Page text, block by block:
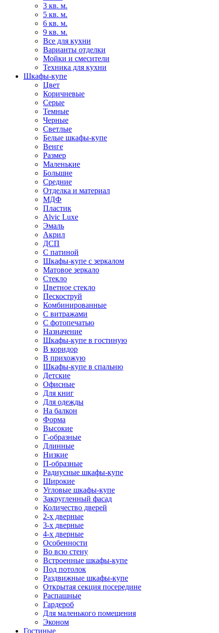
3 кв. м.
5 кв. м.
6 кв. м.
9 кв. м.
Все для кухни
Варианты отделки
Мойки и смесители
Техника для кухни
Шкафы-купе
Цвет
Коричневые
Серые
Темные
Черные
Светлые
Белые шкафы-купе
Венге
Размер
Маленькие
Большие
Средние
Отделка и материал
МДФ
Пластик
Alvic Luxe
Эмаль
Акрил
ДСП
С патиной
Шкафы-купе с зеркалом
Матовое зеркало
Стекло
Цветное стекло
Пескоструй
Комбинированные
С витражами
С фотопечатью
Назначение
Шкафы-купе в гостиную
В коридор
В прихожую
Шкафы-купе в спальню
Детские
Офисные
Для книг
Для одежды
На балкон
Форма
Высокие
Г-образные
Длинные
Низкие
П-образные
Радиусные шкафы-купе
Широкие
Угловые шкафы-купе
Закругленный фасад
Количество дверей
2-х дверные
3-х дверные
4-х дверные
Особенности
Во всю стену
Встроенные шкафы-купе
Под потолок
Раздвижные шкафы-купе
Открытая секция посередине
Распашные
Гардероб
Для маленького помещения
Эконом
Гостиные